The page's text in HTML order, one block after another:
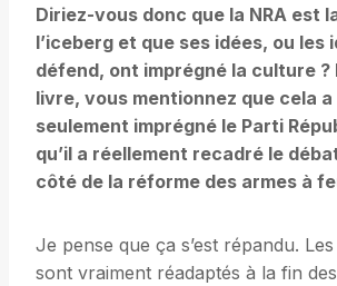
Diriez-vous donc que la NRA est
l’iceberg et que ses idées, ou les
défend, ont imprégné la culture ?
livre, vous mentionnez que cela a
seulement imprégné le Parti
qu’il a réellement recadré le
côté de la réforme des armes à
Je pense que ça s’est répandu.
sont vraiment réadaptés à la fin